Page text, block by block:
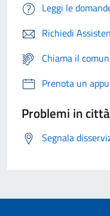
Leggi le
Richiedi
Chiama il
Prenota un
Problemi in città
Segnala